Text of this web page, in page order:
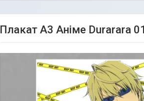
Плакат А3 Аніме Durarara